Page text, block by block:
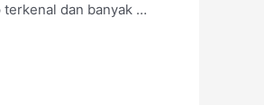
terkenal dan banyak …